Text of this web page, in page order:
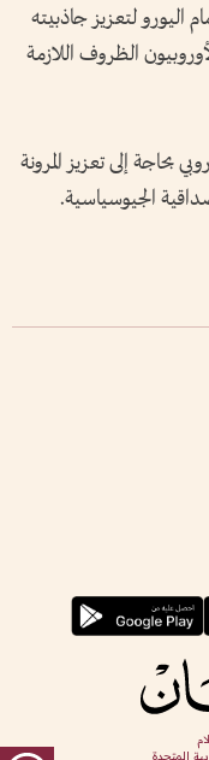
اليورو لتعزيز جاذبيته
الظروف اللازمة
بحاجة إلى تعزيز المرونة
الجيوسياسية.